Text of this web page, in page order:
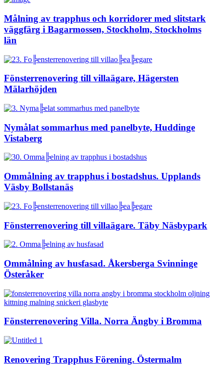
Målning av trapphus och korridorer med slitstark
väggfärg i Bagarmossen, Stockholm, Stockholms
län
Fönsterrenovering till villaägare, Hägersten
Mälarhöjden
Nymålat sommarhus med panelbyte, Huddinge
Vistaberg
Ommålning av trapphus i bostadshus. Upplands
Väsby Bollstanäs
Fönsterrenovering till villaägare. Täby Näsbypark
Ommålning av husfasad. Åkersberga Svinninge
Österåker
Fönsterrenovering Villa. Norra Ängby i Bromma
Renovering Trapphus Förening. Östermalm